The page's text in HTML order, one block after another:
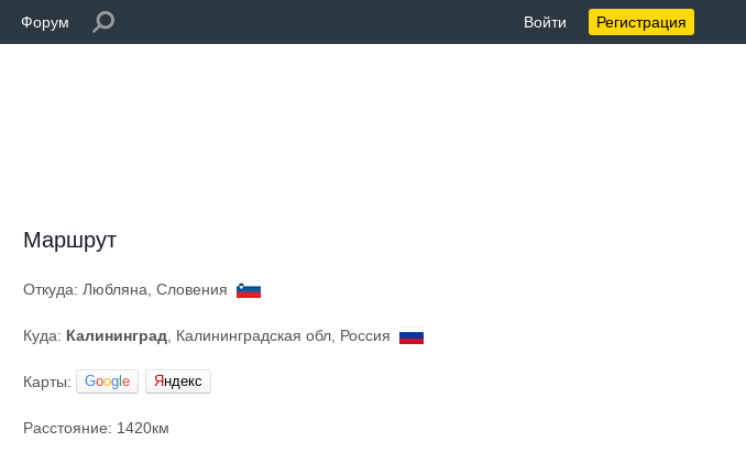
Форум Войти Регистрация
Маршрут
Откуда: Любляна, Словения
Куда: Калининград , Калининградская обл, Россия
Карты: Goog e Яндекс
Расстояние: 1420км